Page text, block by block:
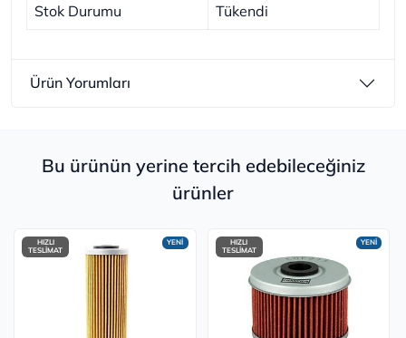
Stok Durumu Tükendi
Ürün Yorumları
Bu ürünün yerine tercih edebileceğiniz
ürünler
YENİ
HIZLI
TESLİMAT
YENİ
HIZLI
TESLİMAT